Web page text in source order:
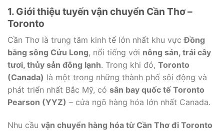
1. Giới thiệu tuyến vận chuyển Cần Thơ –
Toronto
Cần Thơ là trung tâm kinh tế lớn nhất khu vựcĐồng
bằng sông Cửu Long, nổi tiếng với nông sản, trái cây
tươi, thủy sản đông lạnh. Trong khi đó, Toronto
(Canada) là một trong những thành phố sôi động và
phát triển nhất Bắc Mỹ, có sân bay quốc tế Toronto
Pearson (YYZ) – cửa ngõ hàng hóa lớn nhất Canada.
Nhu cầu vận chuyển hàng hóa từ Cần Thơ đi Toronto